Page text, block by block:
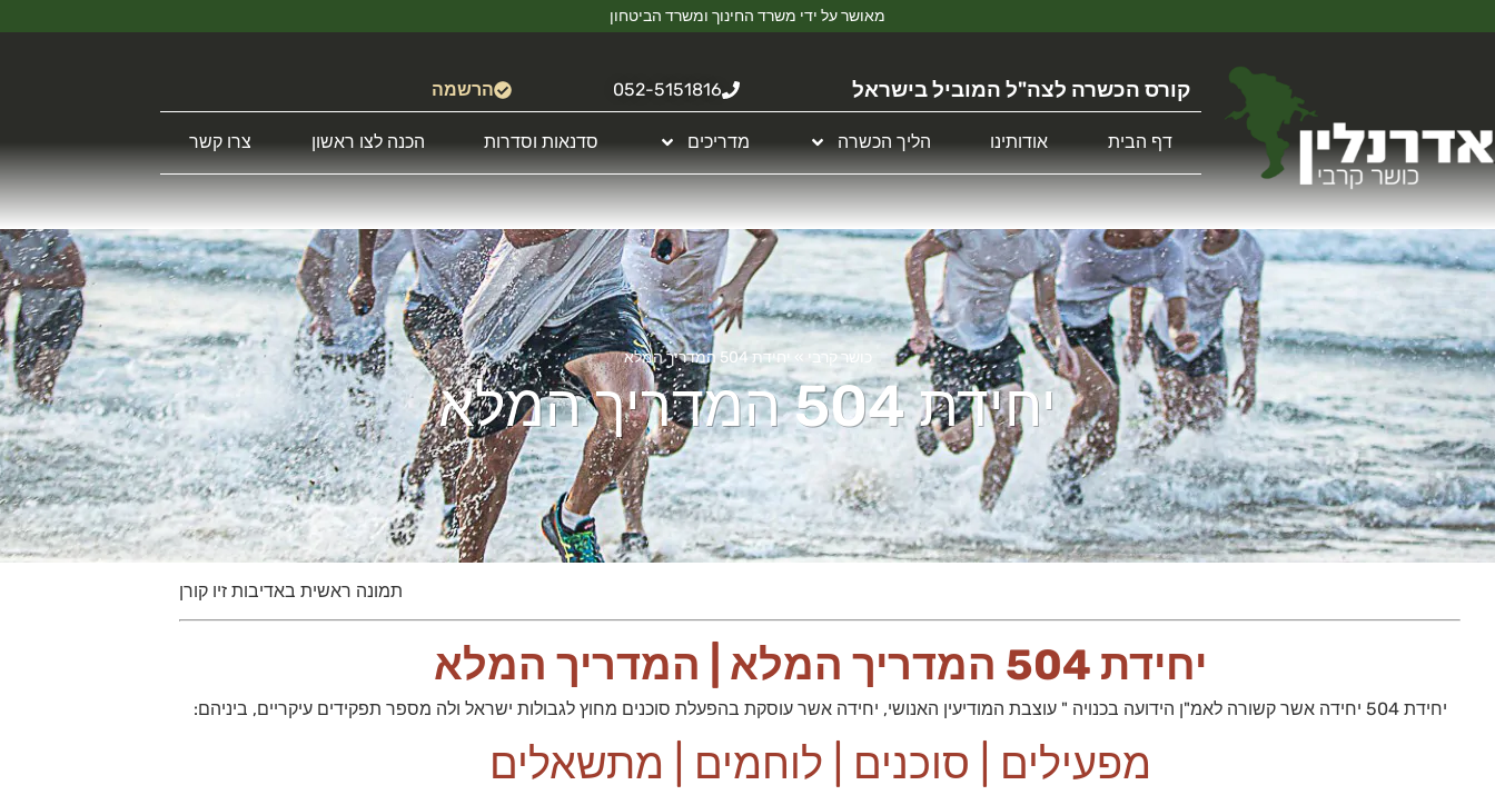
מאושר על ידי משרד החינוך ומשרד הביטחון
קורס הכשרה לצה"ל המוביל בישראל 052-5151816 הרשמה
דף הבית אודותינו הליך הכשרה מדריכים סדנאות וסדרות הכנה לצו ראשון צרו קשר
כושר קרבי » יחידת 504 המדריך המלא
יחידת 504 המדריך המלא
תמונה ראשית באדיבות זיו קורן
יחידת 504 המדריך המלא | המדריך המלא
יחידת 504 יחידה אשר קשורה לאמ"ן הידועה בכנויה " עוצבת המודיעין האנושי, יחידה אשר עוסקת בהפעלת סוכנים מחוץ לגבולות ישראל ולה מספר תפקידים עיקריים, ביניהם:
מפעילים | סוכנים | לוחמים | מתשאלים